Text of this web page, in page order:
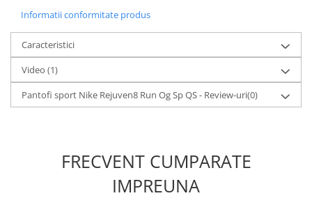
Informatii conformitate produs
Caracteristici
Video (1)
Pantofi sport Nike Rejuven8 Run Og Sp QS - Review-uri(0)
FRECVENT CUMPARATE
IMPREUNA